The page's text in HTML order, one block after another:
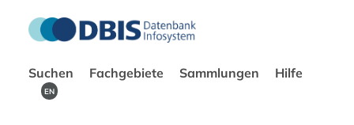
Suchen Fachgebiete Sammlungen Hilfe
EN